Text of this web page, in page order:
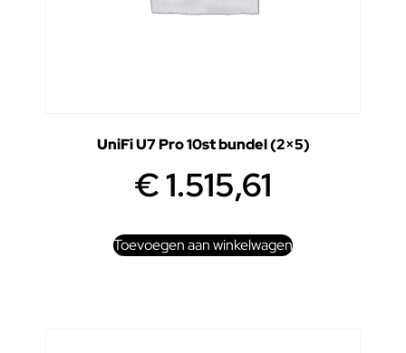
UniFi U7 Pro 10st bundel (2×5)
€1.515,61
Toevoegen aan winkelwagen